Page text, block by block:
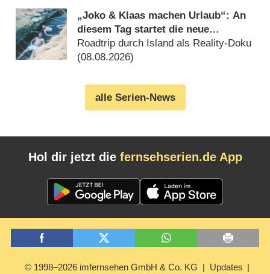
„Joko & Klaas machen Urlaub“: An
diesem Tag startet die neue
Sendung des Entertainer-Duos
Roadtrip durch Island als Reality-Doku
(08.08.2026)
alle Serien-News
Hol dir jetzt die fernsehserien.de App
© 1998–2026 imfernsehen GmbH & Co. KG Updates